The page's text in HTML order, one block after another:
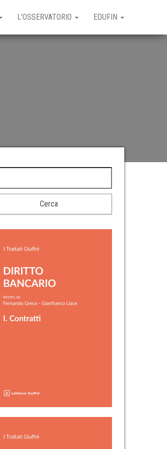
L’OSSERVATORIO EDUFIN